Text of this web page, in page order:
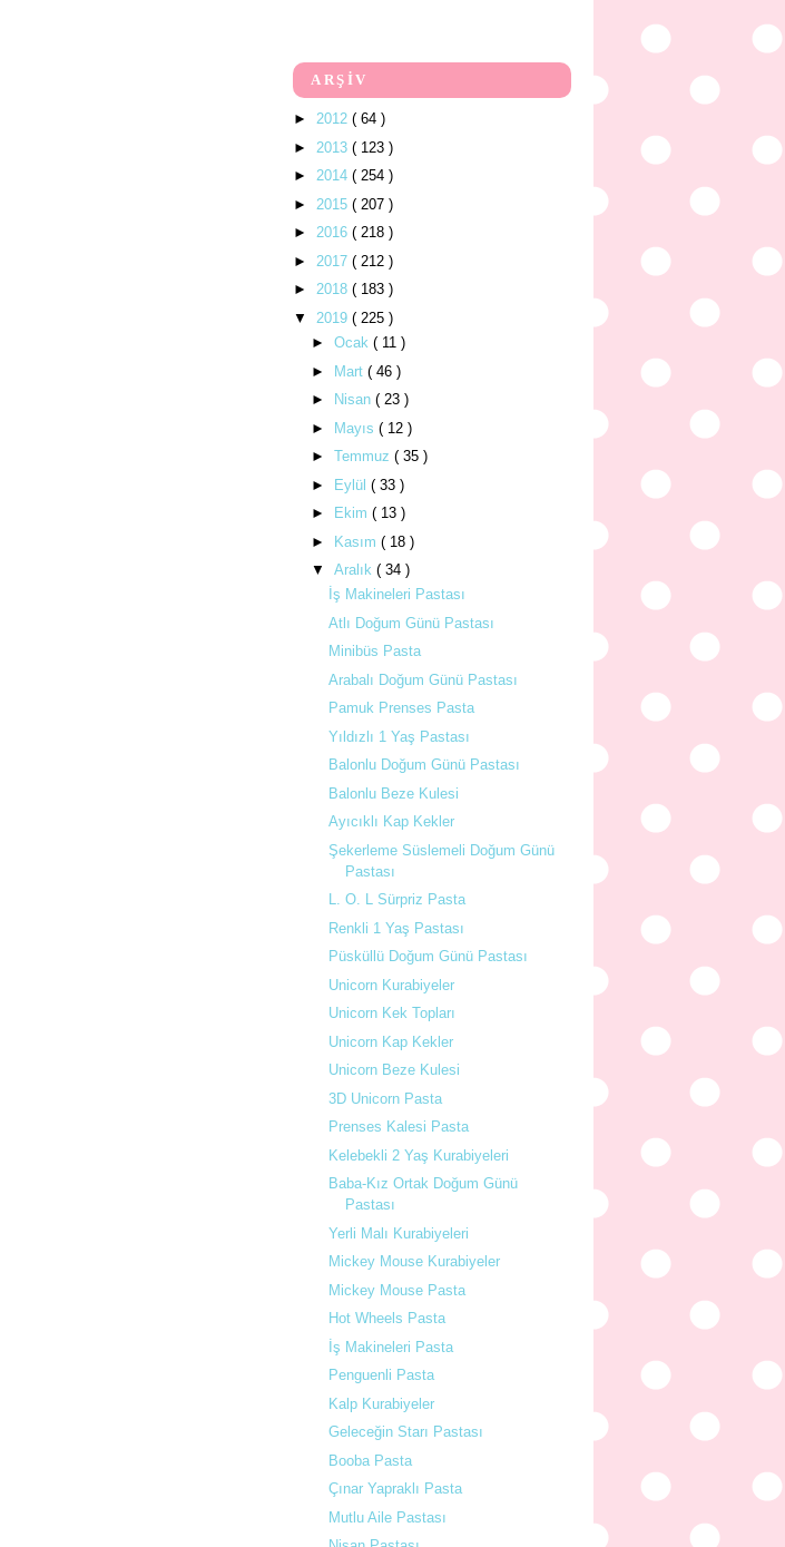
ARŞİV
► 2012 ( 64 )
► 2013 ( 123 )
► 2014 ( 254 )
► 2015 ( 207 )
► 2016 ( 218 )
► 2017 ( 212 )
► 2018 ( 183 )
▼ 2019 ( 225 )
► Ocak ( 11 )
► Mart ( 46 )
►
Nisan ( 23 )
► Mayıs ( 12 )
► Temmuz ( 35 )
► Eylül ( 33 )
►
Ekim ( 13 )
► Kasım ( 18 )
▼ Aralık ( 34 )
İş Makineleri Pastası
Atlı Doğum Günü Pastası
Minibüs Pasta
Arabalı Doğum Günü Pastası
Pamuk Prenses Pasta
Yıldızlı 1 Yaş Pastası
Balonlu Doğum Günü Pastası
Balonlu Beze Kulesi
Ayıcıklı Kap Kekler
Şekerleme Süslemeli Doğum Günü
Pastası
L. O. L Sürpriz Pasta
Renkli 1 Yaş Pastası
Püsküllü Doğum Günü Pastası
Unicorn Kurabiyeler
Unicorn Kek Topları
Unicorn Kap Kekler
Unicorn Beze Kulesi
3D Unicorn Pasta
Prenses Kalesi Pasta
Kelebekli 2 Yaş Kurabiyeleri
Baba-Kız Ortak Doğum Günü
Pastası
Yerli Malı Kurabiyeleri
Mickey Mouse Kurabiyeler
Mickey Mouse Pasta
Hot Wheels Pasta
İş Makineleri Pasta
Penguenli Pasta
Kalp Kurabiyeler
Geleceğin Starı Pastası
Booba Pasta
Çınar Yapraklı Pasta
Mutlu Aile Pastası